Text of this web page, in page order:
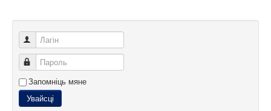
Лагін
Пароль
Запомніць мяне
Увайсці